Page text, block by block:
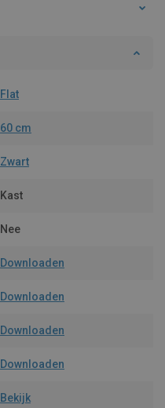
Flat
60 cm
Zwart
Kast
Nee
Downloaden
Downloaden
Downloaden
Downloaden
Bekijk